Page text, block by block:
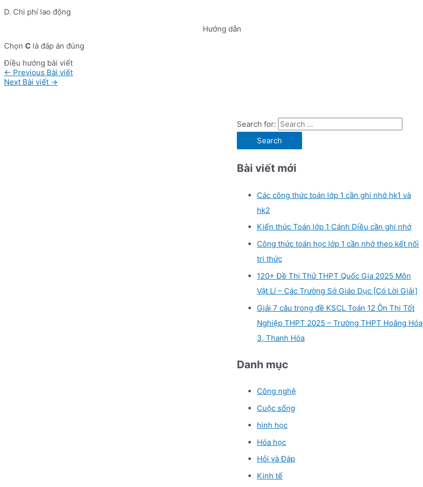
D. Chi phí lao động
Hướng dẫn
Chọn C là đáp án đúng
Điều hướng bài viết
← Previous Bài viết
Next Bài viết →
Search for:
Bài viết mới
Các công thức toán lớp 1 cần ghi nhớ hk1 và
hk2
Kiến thức Toán lớp 1 Cánh Diều cần ghi nhớ
Công thức toán học lớp 1 cần nhớ theo kết nối
tri thức
120+ Đề Thi Thử THPT Quốc Gia 2025 Môn
Vật Lí – Các Trường Sở Giáo Dục [Có Lời Giải]
Giải 7 câu trong đề KSCL Toán 12 Ôn Thi Tốt
Nghiệp THPT 2025 – Trường THPT Hoằng Hóa
3, Thanh Hóa
Danh mục
Công nghệ
Cuộc sống
hình học
Hóa học
Hỏi và Đáp
Kinh tế